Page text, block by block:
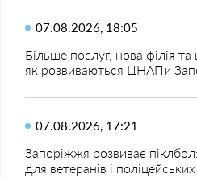
07.08.2026, 18:05
Більше послуг, нова філія та
як розвиваються ЦНАПи
07.08.2026, 17:21
Запоріжжя розвиває
для ветеранів і поліцейських